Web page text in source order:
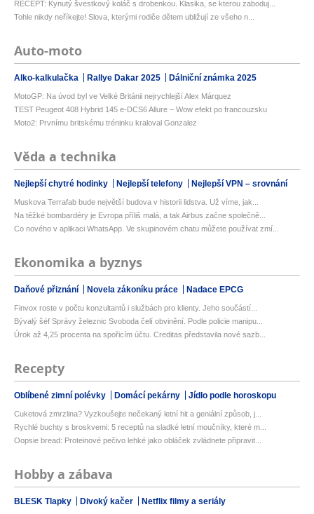
RECEPT: Kynutý švestkový koláč s drobenkou. Klasika, se kterou zaboduj...
Tohle nikdy neříkejte! Slova, kterými rodiče dětem ubližují ze všeho n...
Auto-moto
Alko-kalkulačka Rallye Dakar 2025 Dálniční známka 2025
MotoGP: Na úvod byl ve Velké Británii nejrychlejší Alex Márquez
TEST Peugeot 408 Hybrid 145 e-DCS6 Allure – Wow efekt po francouzsku
Moto2: Prvnímu britskému tréninku kraloval Gonzalez
Věda a technika
Nejlepší chytré hodinky Nejlepší telefony Nejlepší VPN – srovnání
Muskova Terrafab bude největší budova v historii lidstva. Už víme, jak...
Na těžké bombardéry je Evropa příliš malá, a tak Airbus začne společně...
Co nového v aplikaci WhatsApp. Ve skupinovém chatu můžete používat zmí...
Ekonomika a byznys
Daňové přiznání Novela zákoníku práce Nadace EPCG
Finvox roste v počtu konzultantů i službách pro klienty. Jeho součástí...
Bývalý šéf Správy železnic Svoboda čelí obvinění. Podle policie manipu...
Úrok až 4,25 procenta na spořicím účtu. Creditas představila nové sazb...
Recepty
Oblíbené zimní polévky Domácí pekárny Jídlo podle horoskopu
Cuketová zmrzlina? Vyzkoušejte nečekaný letní hit a geniální způsob, j...
Rychlé buchty s broskvemi: 5 receptů na sladké letní moučníky, které m...
Oopsie bread: Proteinové pečivo lehké jako obláček zvládnete připravit...
Hobby a zábava
BLESK Tlapky Divoký kačer Netflix filmy a seriály